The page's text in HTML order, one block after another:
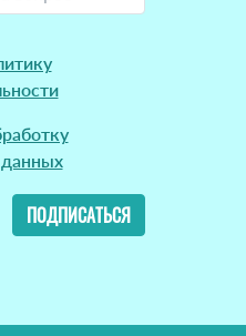
ПОДПИСАТЬСЯ